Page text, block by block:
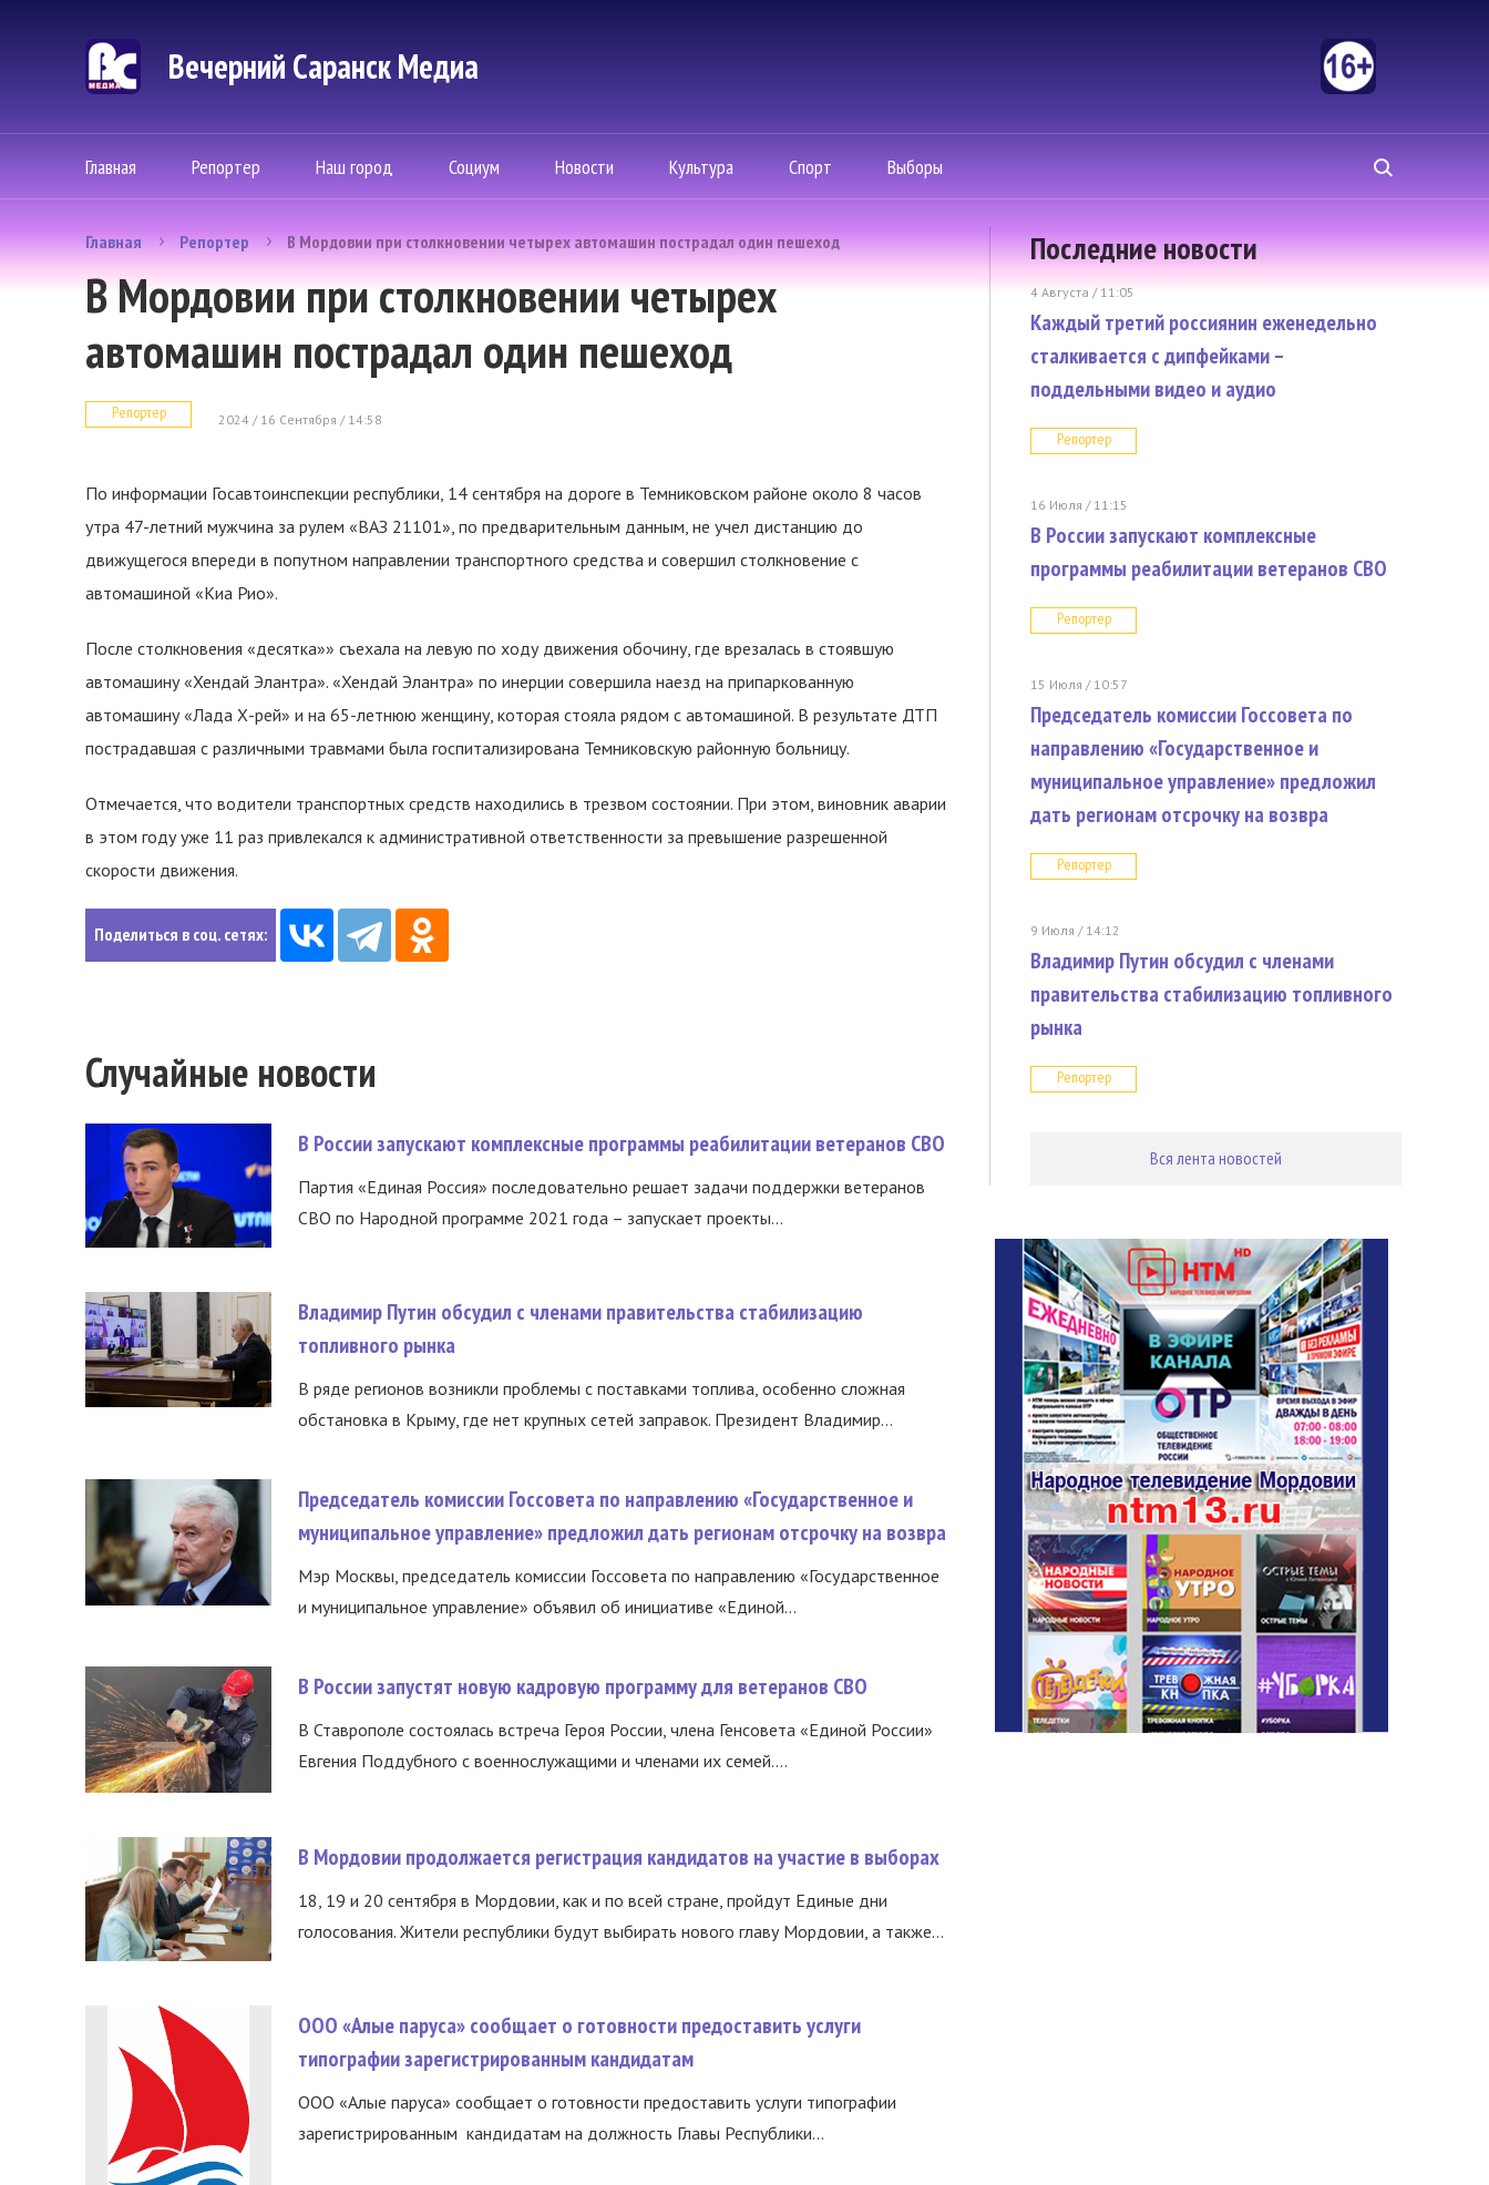
Вечерний Саранск Mедиа
Главная Репортер Наш город Социум Новости Культура Спорт Выборы
Главная Репортер В Мордовии при столкновении четырех автомашин пострадал один пешеход
В Мордовии при столкновении четырех
автомашин пострадал один пешеход
Репортер 2024 / 16 Сентября / 14:58
По информации Госавтоинспекции республики, 14 сентября на дороге в Темниковском районе около 8 часов
утра 47-летний мужчина за рулем «ВАЗ 21101», по предварительным данным, не учел дистанцию до
движущегося впереди в попутном направлении транспортного средства и совершил столкновение с
автомашиной «Kиа Рио».
После столкновения «десятка»» съехала на левую по ходу движения обочину, где врезалась в стоявшую
автомашину «Хендай Элантра». «Хендай Элантра» по инерции совершила наезд на припаркованную
автомашину «Лада Х-рей» и на 65-летнюю женщину, которая стояла рядом с автомашиной. В результате ДТП
пострадавшая с различными травмами была госпитализирована Темниковскую районную больницу.
Отмечается, что водители транспортных средств находились в трезвом состоянии. При этом, виновник аварии
в этом году уже 11 раз привлекался к административной ответственности за превышение разрешенной
скорости движения.
Поделиться в соц. сетях:
Случайные новости
В России запускают комплексные программы реабилитации ветеранов СВО
Партия «Единая Россия» последовательно решает задачи поддержки ветеранов
СВО по Народной программе 2021 года – запускает проекты...
Владимир Путин обсудил с членами правительства стабилизацию
топливного рынка
В ряде регионов возникли проблемы с поставками топлива, особенно сложная
обстановка в Крыму, где нет крупных сетей заправок. Президент Владимир...
Председатель комиссии Госсовета по направлению «Государственное и
муниципальное управление» предложил дать регионам отсрочку на возвра
Мэр Москвы, председатель комиссии Госсовета по направлению «Государственное
и муниципальное управление» объявил об инициативе «Единой...
В России запустят новую кадровую программу для ветеранов СВО
В Ставрополе состоялась встреча Героя России, члена Генсовета «Единой России»
Евгения Поддубного с военнослужащими и членами их семей....
В Мордовии продолжается регистрация кандидатов на участие в выборах
18, 19 и 20 сентября в Мордовии, как и по всей стране, пройдут Единые дни
голосования. Жители республики будут выбирать нового главу Мордовии, а также...
ООО «Алые паруса» сообщает о готовности предоставить услуги
типографии зарегистрированным кандидатам
ООО «Алые паруса» сообщает о готовности предоставить услуги типографии
зарегистрированным кандидатам на должность Главы Республики...
Последние новости
4 Августа / 11:05
Каждый третий россиянин еженедельно
сталкивается с дипфейками –
поддельными видео и аудио
Репортер
16 Июля / 11:15
В России запускают комплексные
программы реабилитации ветеранов СВО
Репортер
15 Июля / 10:57
Председатель комиссии Госсовета по
направлению «Государственное и
муниципальное управление» предложил
дать регионам отсрочку на возвра
Репортер
9 Июля / 14:12
Владимир Путин обсудил с членами
правительства стабилизацию топливного
рынка
Репортер
Вся лента новостей